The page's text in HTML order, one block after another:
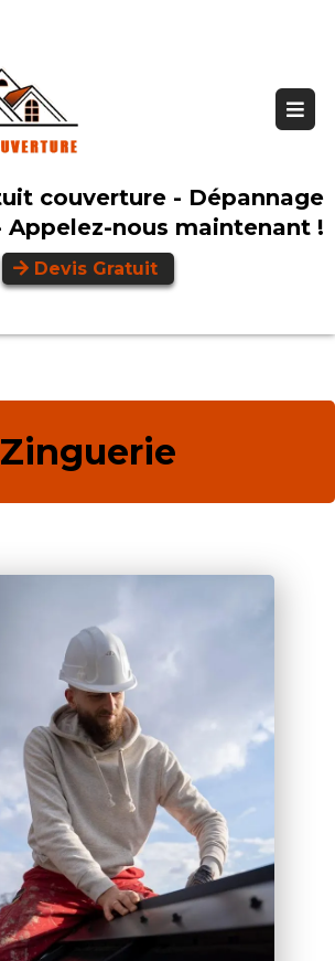
couverture - Dépannage
Appelez-nous maintenant !
Devis Gratuit
Zinguerie